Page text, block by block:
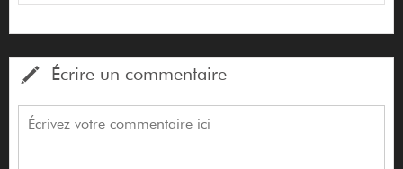
Écrire un commentaire